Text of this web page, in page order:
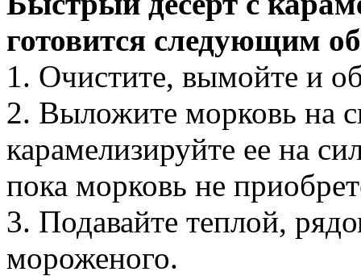
готовится следующим
1. Очистите, вымойте и
2. Выложите морковь на
карамелизируйте ее на
пока морковь не
3. Подавайте теплой,
мороженого.